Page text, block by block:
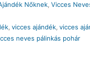
Nőknek, Vicces
, vicces ajándék, vicces
neves pálinkás pohár